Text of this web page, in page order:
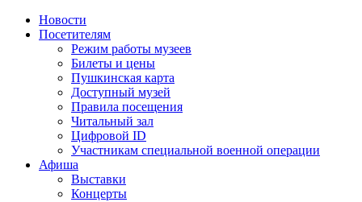
Новости
Посетителям
Режим работы музеев
Билеты и цены
Пушкинская карта
Доступный музей
Правила посещения
Читальный зал
Цифровой ID
Участникам специальной военной операции
Афиша
Выставки
Концерты